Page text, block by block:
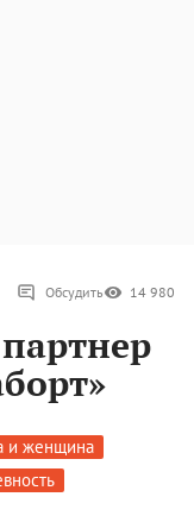
Обсудить 14 980
и женщина